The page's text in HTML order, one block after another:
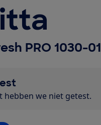
PRO 1030-01
hebben we niet getest.